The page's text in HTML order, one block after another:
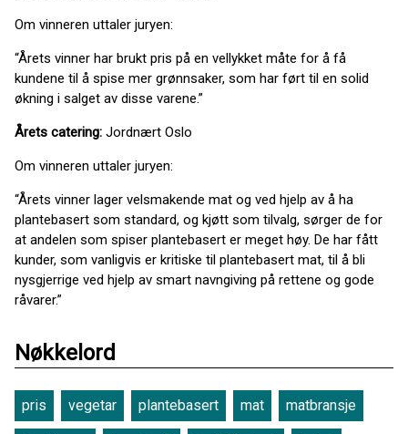
Om vinneren uttaler juryen:
“Årets vinner har brukt pris på en vellykket måte for å få
kundene til å spise mer grønnsaker, som har ført til en solid
økning i salget av disse varene.”
Årets catering: Jordnært Oslo
Om vinneren uttaler juryen:
“Årets vinner lager velsmakende mat og ved hjelp av å ha
plantebasert som standard, og kjøtt som tilvalg, sørger de for
at andelen som spiser plantebasert er meget høy. De har fått
kunder, som vanligvis er kritiske til plantebasert mat, til å bli
nysgjerrige ved hjelp av smart navngiving på rettene og gode
råvarer.”
Nøkkelord
pris vegetar plantebasert mat matbransje